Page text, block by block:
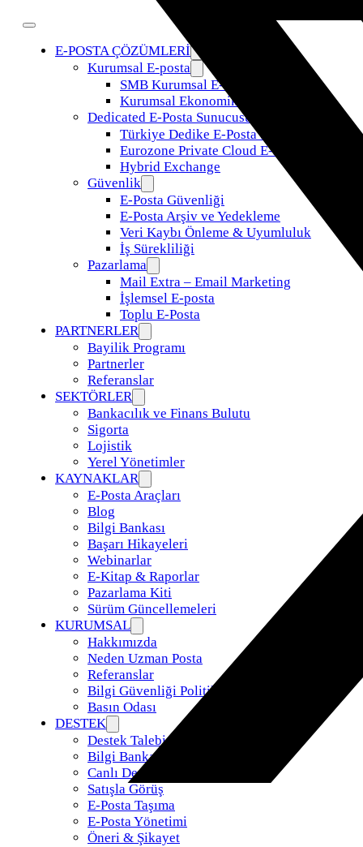
E-POSTA ÇÖZÜMLERİ
Kurumsal E-posta
SMB Kurumsal E-Posta
Kurumsal Ekonomik E-Posta
Dedicated E-Posta Sunucusu
Türkiye Dedike E-Posta Sunucusu
Eurozone Private Cloud E-Posta
Hybrid Exchange
Güvenlik
E-Posta Güvenliği
E-Posta Arşiv ve Yedekleme
Veri Kaybı Önleme & Uyumluluk
İş Sürekliliği
Pazarlama
Mail Extra – Email Marketing
İşlemsel E-posta
Toplu E-Posta
PARTNERLER
Bayilik Programı
Partnerler
Referanslar
SEKTÖRLER
Bankacılık ve Finans Bulutu
Sigorta
Lojistik
Yerel Yönetimler
KAYNAKLAR
E-Posta Araçları
Blog
Bilgi Bankası
Başarı Hikayeleri
Webinarlar
E-Kitap & Raporlar
Pazarlama Kiti
Sürüm Güncellemeleri
KURUMSAL
Hakkımızda
Neden Uzman Posta
Referanslar
Bilgi Güvenliği Politikamız
Basın Odası
DESTEK
Destek Talebi
Bilgi Bankası
Canlı Destek
Satışla Görüş
E-Posta Taşıma
E-Posta Yönetimi
Öneri & Şikayet